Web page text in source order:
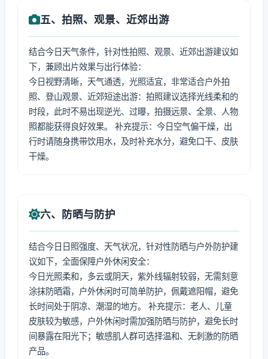
五、拍照、观景、近郊出游
结合今日天气条件，针对性拍照、观景、近郊出游建议如
下，兼顾出片效果与出行体验：
今日视野清晰，天气通透，光照适宜，非常适合户外拍
照、登山观景、近郊短途出游：拍照建议选择光线柔和的
时段，此时不易出现逆光、过曝，拍摄远景、全景、人物
照都能获得良好效果。 补充提示：今日空气偏干燥，出
行时请随身携带饮用水，及时补充水分，避免口干、皮肤
干燥。
六、防晒与防护
结合今日日照强度、天气状况，针对性防晒与户外防护建
议如下，全面保障户外休闲安全：
今日光照柔和，多云或阴天，紫外线辐射较弱，无需刻意
涂抹防晒霜，户外休闲时可简单防护，佩戴遮阳帽，避免
长时间处于阴凉、潮湿的地方。 补充提示：老人、儿童
皮肤较为敏感，户外休闲时需加强防晒与防护，避免长时
间暴露在阳光下；敏感肌人群可选择温和、无刺激的防晒
产品。